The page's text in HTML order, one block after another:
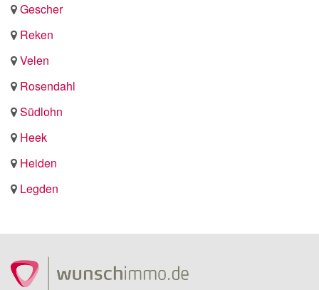
Gescher
Reken
Velen
Rosendahl
Südlohn
Heek
Heiden
Legden